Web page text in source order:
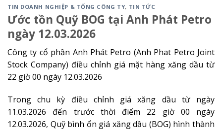
TIN DOANH NGHIỆP & TỔNG CÔNG TY, TIN TỨC
Ước tồn Quỹ BOG tại Anh Phát Petro
ngày 12.03.2026
Công ty cổ phần Anh Phát Petro (Anh Phat Petro Joint
Stock Company) điều chỉnh giá mặt hàng xăng dầu từ
22 giờ 00 ngày 12.03.2026
Trong chu kỳ điều chỉnh giá xăng dầu từ ngày
11.03.2026 đến trước thời điểm 22 giờ 00 ngày
12.03.2026, Quỹ bình ổn giá xăng dầu (BOG) hình thành